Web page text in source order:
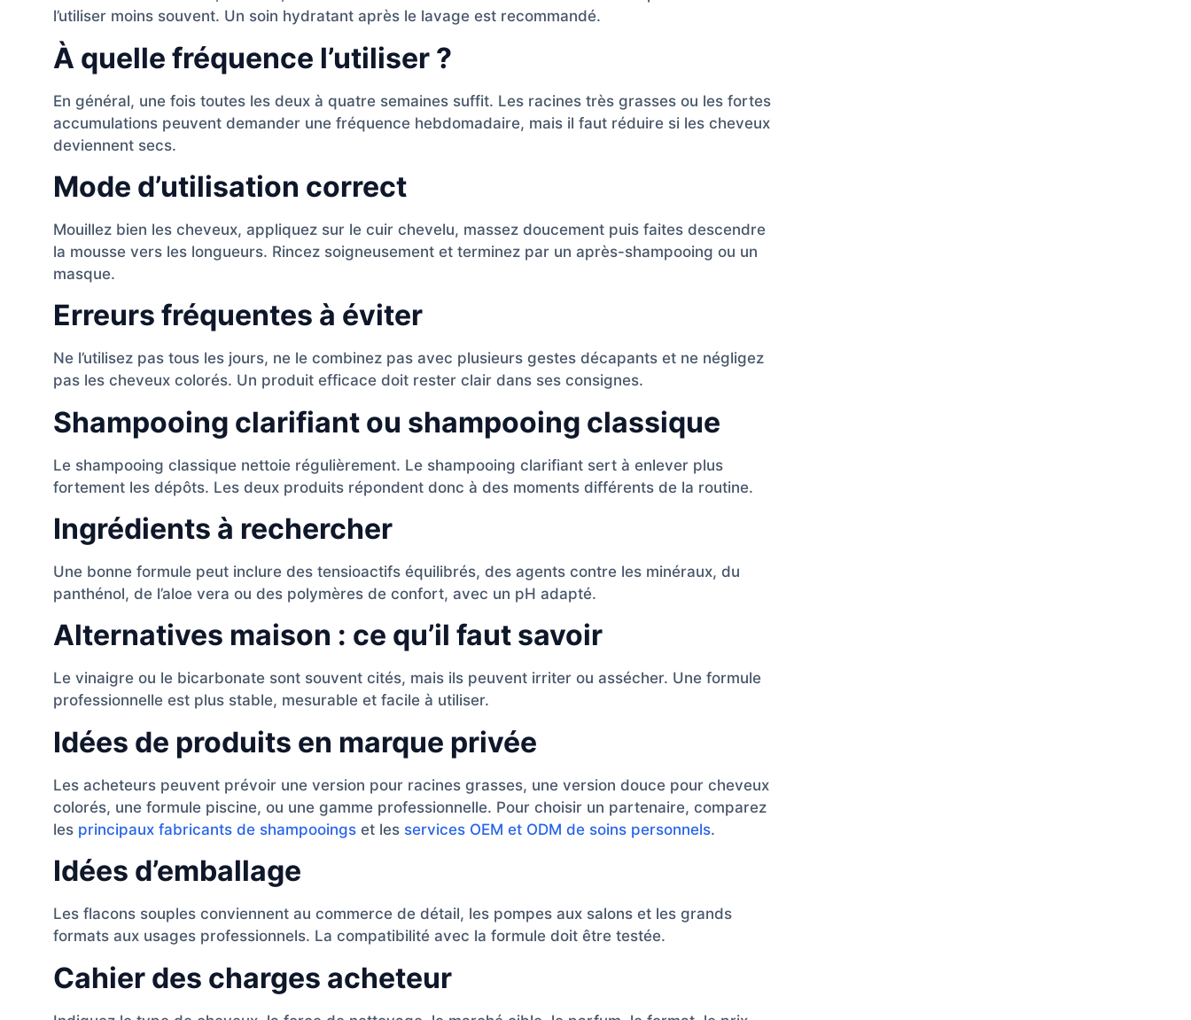
l’utiliser moins souvent. Un soin hydratant après le lavage est recommandé.
À quelle fréquence l’utiliser ?
En général, une fois toutes les deux à quatre semaines suffit. Les racines très grasses ou les fortes
accumulations peuvent demander une fréquence hebdomadaire, mais il faut réduire si les cheveux
deviennent secs.
Mode d’utilisation correct
Mouillez bien les cheveux, appliquez sur le cuir chevelu, massez doucement puis faites descendre
la mousse vers les longueurs. Rincez soigneusement et terminez par un après-shampooing ou un
masque.
Erreurs fréquentes à éviter
Ne l’utilisez pas tous les jours, ne le combinez pas avec plusieurs gestes décapants et ne négligez
pas les cheveux colorés. Un produit efficace doit rester clair dans ses consignes.
Shampooing clarifiant ou shampooing classique
Le shampooing classique nettoie régulièrement. Le shampooing clarifiant sert à enlever plus
fortement les dépôts. Les deux produits répondent donc à des moments différents de la routine.
Ingrédients à rechercher
Une bonne formule peut inclure des tensioactifs équilibrés, des agents contre les minéraux, du
panthénol, de l’aloe vera ou des polymères de confort, avec un pH adapté.
Alternatives maison : ce qu’il faut savoir
Le vinaigre ou le bicarbonate sont souvent cités, mais ils peuvent irriter ou assécher. Une formule
professionnelle est plus stable, mesurable et facile à utiliser.
Idées de produits en marque privée
Les acheteurs peuvent prévoir une version pour racines grasses, une version douce pour cheveux
colorés, une formule piscine, ou une gamme professionnelle. Pour choisir un partenaire, comparez
les principaux fabricants de shampooings et les services OEM et ODM de soins personnels.
Idées d’emballage
Les flacons souples conviennent au commerce de détail, les pompes aux salons et les grands
formats aux usages professionnels. La compatibilité avec la formule doit être testée.
Cahier des charges acheteur